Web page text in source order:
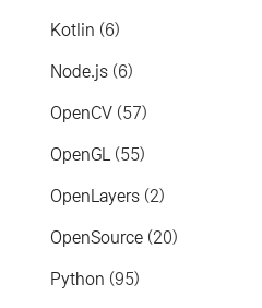
Kotlin (6)
Node.js (6)
OpenCV (57)
OpenGL (55)
OpenLayers (2)
OpenSource (20)
Python (95)